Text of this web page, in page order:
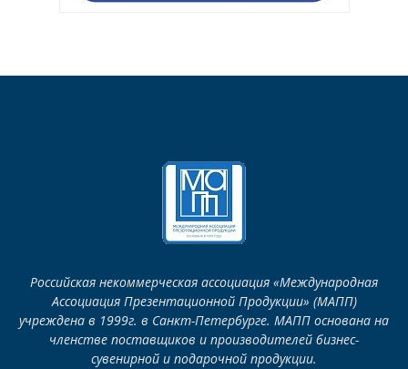
Российская некоммерческая ассоциация «Международная
Ассоциация Презентационной Продукции» (МАПП)
учреждена в 1999г. в Санкт-Петербурге. МАПП основана на
членстве поставщиков и производителей бизнес-
сувенирной и подарочной продукции.